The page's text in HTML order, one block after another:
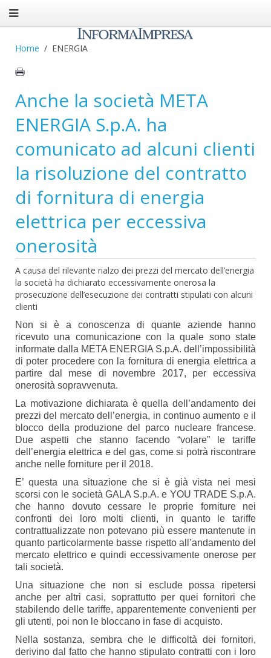
Home ENERGIA
Anche la società META
ENERGIA S.p.A. ha
comunicato ad alcuni clienti
la risoluzione del contratto
di fornitura di energia
elettrica per eccessiva
onerosità
A causa del rilevante rialzo dei prezzi del mercato dell’energia
la società ha dichiarato eccessivamente onerosa la
prosecuzione dell’esecuzione dei contratti stipulati con alcuni
clienti
Non si è a conoscenza di quante aziende hanno
ricevuto una comunicazione con la quale sono state
informate dalla META ENERGIA S.p.A. dell’impossibilità
di poter procedere con la fornitura di energia elettrica a
partire dal mese di novembre 2017, per eccessiva
onerosità sopravvenuta.
La motivazione dichiarata è quella dell’andamento dei
prezzi del mercato dell’energia, in continuo aumento e il
blocco della produzione del parco nucleare francese.
Due aspetti che stanno facendo “volare” le tariffe
dell’energia elettrica e del gas, come si potrà riscontrare
anche nelle forniture per il 2018.
E’ questa una situazione che si è già vista nei mesi
scorsi con le società GALA S.p.A. e YOU TRADE S.p.A.
che hanno dovuto cessare le proprie forniture nei
confronti dei loro molti clienti, in quanto le tariffe
contrattualizzate non potevano più essere mantenute in
quanto particolarmente basse rispetto all’andamento del
mercato elettrico e quindi eccessivamente onerose per
tali società.
Una situazione che non si esclude possa ripetersi
anche per altri casi, soprattutto per quei fornitori che
stabilendo delle tariffe, apparentemente convenienti per
gli utenti, poi non le bloccano in fase di acquisto.
Nella sostanza, sembra che le difficoltà dei fornitori,
derivino dal fatto che hanno stipulato contratti con i loro